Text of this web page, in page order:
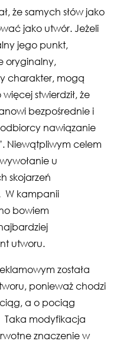
że samych słów jako
jako utwór. Jeżeli
jego punkt,
oryginalny,
charakter, mogą
stwierdził, że
bezpośrednie i
nawiązanie
Niewątpliwym celem
u
skojarzeń
W kampanii
bowiem
utworu.
została
ponieważ chodzi
a o pociąg
Taka modyfikacja
znaczenie w